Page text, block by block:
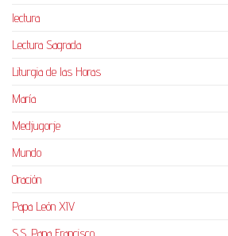
lectura
Lectura Sagrada
Liturgia de las Horas
María
Medjugorje
Mundo
Oración
Papa León XIV